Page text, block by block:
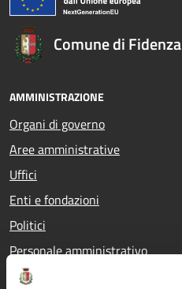
Comune di Fidenza
AMMINISTRAZIONE
Organi di governo
Aree amministrative
Uffici
Enti e fondazioni
Politici
Personale amministrativo
Documenti e dati